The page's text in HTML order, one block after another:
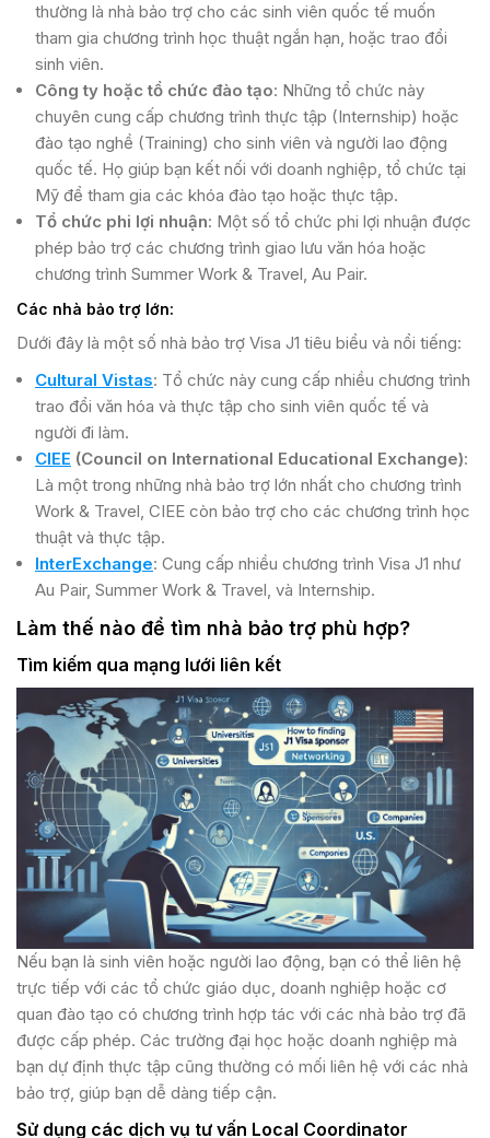
thường là nhà bảo trợ cho các sinh viên quốc tế muốn
tham gia chương trình học thuật ngắn hạn, hoặc trao đổi
sinh viên.
Công ty hoặc tổ chức đào tạo: Những tổ chức này
chuyên cung cấp chương trình thực tập (Internship) hoặc
đào tạo nghề (Training) cho sinh viên và người lao động
quốc tế. Họ giúp bạn kết nối với doanh nghiệp, tổ chức tại
Mỹ để tham gia các khóa đào tạo hoặc thực tập​.
Tổ chức phi lợi nhuận: Một số tổ chức phi lợi nhuận được
phép bảo trợ các chương trình giao lưu văn hóa hoặc
chương trình Summer Work & Travel, Au Pair​.
Các nhà bảo trợ lớn:
Dưới đây là một số nhà bảo trợ Visa J1 tiêu biểu và nổi tiếng:
Cultural Vistas: Tổ chức này cung cấp nhiều chương trình
trao đổi văn hóa và thực tập cho sinh viên quốc tế và
người đi làm​.
CIEE (Council on International Educational Exchange):
Là một trong những nhà bảo trợ lớn nhất cho chương trình
Work & Travel, CIEE còn bảo trợ cho các chương trình học
thuật và thực tập​.
InterExchange: Cung cấp nhiều chương trình Visa J1 như
Au Pair, Summer Work & Travel, và Internship​.
Làm thế nào để tìm nhà bảo trợ phù hợp?
Tìm kiếm qua mạng lưới liên kết
Nếu bạn là sinh viên hoặc người lao động, bạn có thể liên hệ
trực tiếp với các tổ chức giáo dục, doanh nghiệp hoặc cơ
quan đào tạo có chương trình hợp tác với các nhà bảo trợ đã
được cấp phép. Các trường đại học hoặc doanh nghiệp mà
bạn dự định thực tập cũng thường có mối liên hệ với các nhà
bảo trợ, giúp bạn dễ dàng tiếp cận​​.
Sử dụng các dịch vụ tư vấn Local Coordinator